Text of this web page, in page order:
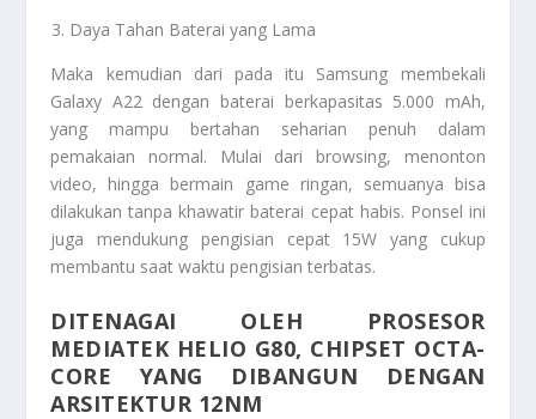
Daya Tahan Baterai yang Lama
Maka kemudian dari pada itu Samsung membekali
Galaxy A22 dengan baterai berkapasitas 5.000 mAh,
yang mampu bertahan seharian penuh dalam
pemakaian normal. Mulai dari browsing, menonton
video, hingga bermain game ringan, semuanya bisa
dilakukan tanpa khawatir baterai cepat habis. Ponsel ini
juga mendukung pengisian cepat 15W yang cukup
membantu saat waktu pengisian terbatas.
DITENAGAI OLEH PROSESOR
MEDIATEK HELIO G80, CHIPSET OCTA-
CORE YANG DIBANGUN DENGAN
ARSITEKTUR 12NM